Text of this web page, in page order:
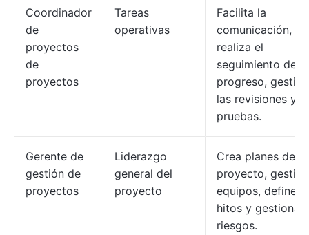
Coordinador
de
proyectos
de
proyectos
Tareas
operativas
Facilita la
comunicación,
realiza el
seguimiento del
progreso,
las revisiones y
pruebas.
Gerente de
gestión de
proyectos
Liderazgo
general del
proyecto
Crea planes de
proyecto,
equipos, define
hitos y gestiona
riesgos.